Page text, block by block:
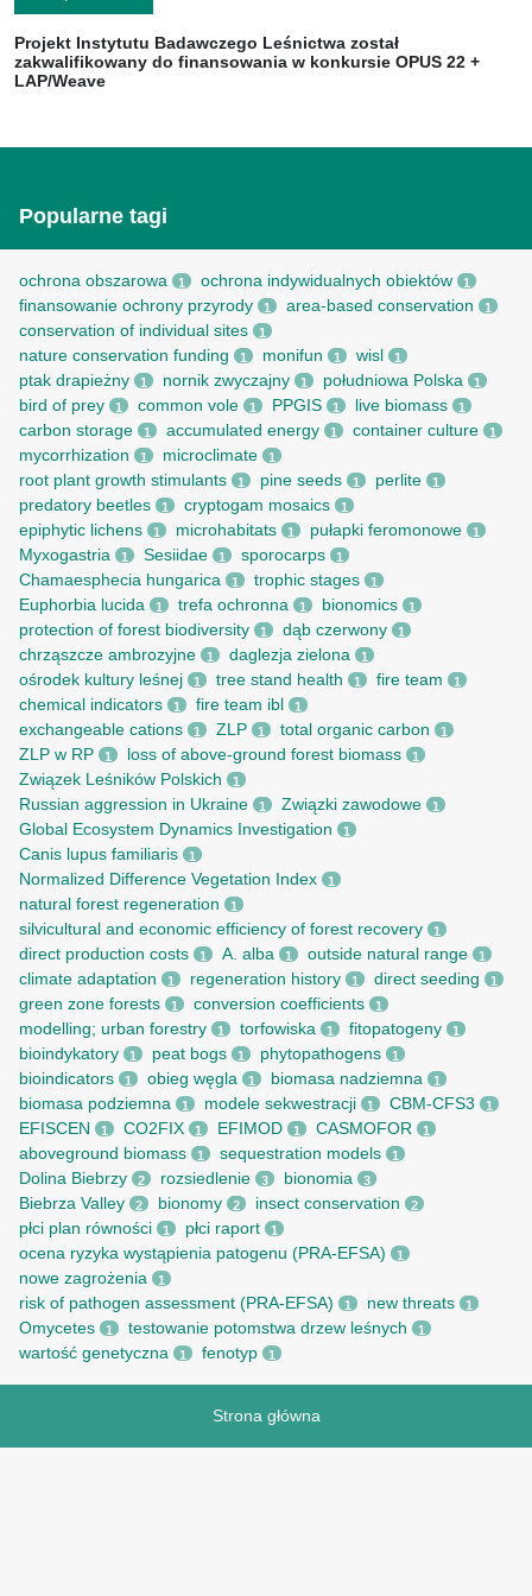
Projekt Instytutu Badawczego Leśnictwa został
zakwalifikowany do finansowania w konkursie OPUS 22 +
LAP/Weave
Popularne tagi
ochrona obszarowa 1 ochrona indywidualnych obiektów 1
finansowanie ochrony przyrody 1 area-based conservation 1
conservation of individual sites 1
nature conservation funding 1 monifun 1 wisl 1
ptak drapieżny 1 nornik zwyczajny 1 południowa Polska 1
bird of prey 1 common vole 1 PPGIS 1 live biomass 1
carbon storage 1 accumulated energy 1 container culture 1
mycorrhization 1 microclimate 1
root рlant growth stimulants 1 pine seeds 1 perlite 1
predatory beetles 1 cryptogam mosaics 1
epiphytic lichens 1 microhabitats 1 pułapki feromonowe 1
Myxogastria 1 Sesiidae 1 sporocarps 1
Chamaesphecia hungarica 1 trophic stages 1
Euphorbia lucida 1 trefa ochronna 1 bionomics 1
protection of forest biodiversity 1 dąb czerwony 1
chrząszcze ambrozyjne 1 daglezja zielona 1
ośrodek kultury leśnej 1 tree stand health 1 fire team 1
chemical indicators 1 fire team ibl 1
exchangeable cations 1 ZLP 1 total organic carbon 1
ZLP w RP 1 loss of above-ground forest biomass 1
Związek Leśników Polskich 1
Russian aggression in Ukraine 1 Związki zawodowe 1
Global Ecosystem Dynamics Investigation 1
Canis lupus familiaris 1
Normalized Difference Vegetation Index 1
natural forest regeneration 1
silvicultural and economic efficiency of forest recovery 1
direct production costs 1 A. alba 1 outside natural range 1
climate adaptation 1 regeneration history 1 direct seeding 1
green zone forests 1 conversion coefficients 1
modelling; urban forestry 1 torfowiska 1 fitopatogeny 1
bioindykatory 1 peat bogs 1 phytopathogens 1
bioindicators 1 obieg węgla 1 biomasa nadziemna 1
biomasa podziemna 1 modele sekwestracji 1 CBM-CFS3 1
EFISCEN 1 CO2FIX 1 EFIMOD 1 CASMOFOR 1
aboveground biomass 1 sequestration models 1
Dolina Biebrzy 2 rozsiedlenie 3 bionomia 3
Biebrza Valley 2 bionomy 2 insect conservation 2
płci plan równości 1 płci raport 1
ocena ryzyka wystąpienia patogenu (PRA-EFSA) 1
nowe zagrożenia 1
risk of pathogen assessment (PRA-EFSA) 1 new threats 1
Omycetes 1 testowanie potomstwa drzew leśnych 1
wartość genetyczna 1 fenotyp 1
Strona główna